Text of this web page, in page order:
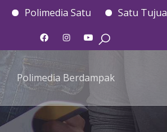
Polimedia Satu Satu Tujuan
Polimedia Berdampak